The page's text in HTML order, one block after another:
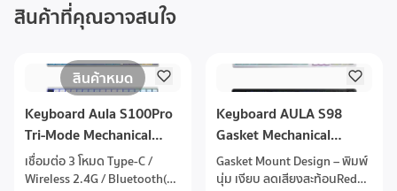
สินค้าที่คุณอาจสนใจ
สินค้าหมด
Keyboard Aula S100Pro
Tri-Mode Mechanical
Gaming Keyboard EN/TH
เชื่อมต่อ 3 โหมด Type-C /
Wireless 2.4G / Bluetooth(3
Keyboard AULA S98
Gasket Mechanical
Keyboard Red Switch
EN/TH
Gasket Mount Design – พิมพ์
นุ่ม เงียบ ลดเสียงสะท้อนRed